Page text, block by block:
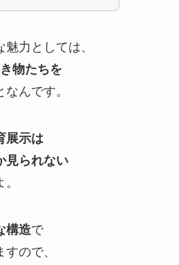
力としては、
物たちを
なんです。
展示は
見られない
構造で
ので、